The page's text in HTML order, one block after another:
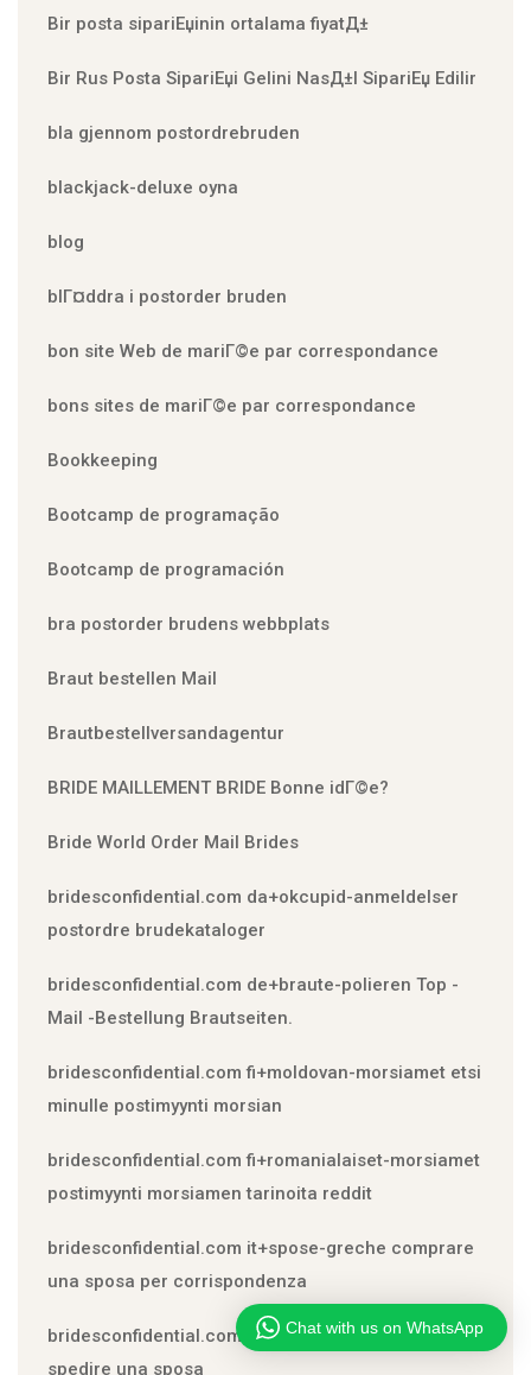
Bir posta sipariЕџinin ortalama fiyatД±
Bir Rus Posta SipariЕџi Gelini NasД±l SipariЕџ Edilir
bla gjennom postordrebruden
blackjack-deluxe oyna
blog
blГ¤ddra i postorder bruden
bon site Web de mariГ©e par correspondance
bons sites de mariГ©e par correspondance
Bookkeeping
Bootcamp de programação
Bootcamp de programación
bra postorder brudens webbplats
Braut bestellen Mail
Brautbestellversandagentur
BRIDE MAILLEMENT BRIDE Bonne idГ©e?
Bride World Order Mail Brides
bridesconfidential.com da+okcupid-anmeldelser
postordre brudekataloger
bridesconfidential.com de+braute-polieren Top -
Mail -Bestellung Brautseiten.
bridesconfidential.com fi+moldovan-morsiamet etsi
minulle postimyynti morsian
bridesconfidential.com fi+romanialaiset-morsiamet
postimyynti morsiamen tarinoita reddit
bridesconfidential.com it+spose-greche comprare
una sposa per corrispondenza
bridesconfidential.com it+spose-indiane puoi
spedire una sposa
Chat with us on WhatsApp